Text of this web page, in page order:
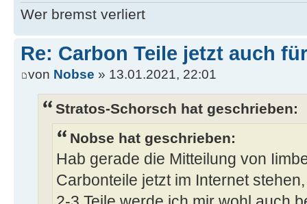
Wer bremst verliert
Re: Carbon Teile jetzt auch
von Nobse » 13.01.2021, 22:01
Stratos-Schorsch hat geschrieben:
Nobse hat geschrieben:
Hab gerade die Mitteilung von
Carbonteile jetzt im Internet